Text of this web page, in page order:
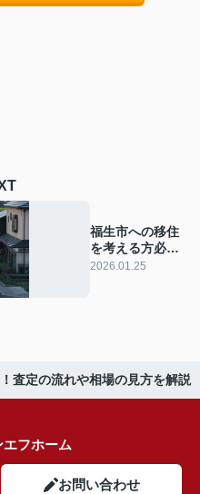
福生市への移住
を考える方必
見！メリットと
2026.01.25
査定の流れや相場の見方を解説
フホーム
お問い合わせ